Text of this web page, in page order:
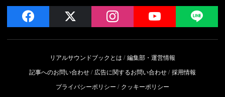
facebook instagram YouTube
リアルサウンドブックとは
編集部・運営情報
記事へのお問い合わせ
広告に関するお問い合わせ 採用情報
プライバシーポリシー
クッキーポリシー